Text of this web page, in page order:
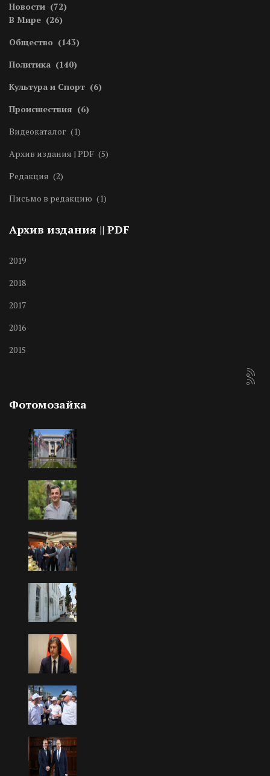
Новости (72)
В Мире (26)
Общество (143)
Политика (140)
Культура и Спорт (6)
Происшествия (6)
Видеокаталог (1)
Архив издания | PDF (5)
Редакция (2)
Письмо в редакцию (1)
Архив издания || PDF
2019
2018
2017
2016
2015
Фотомозайка